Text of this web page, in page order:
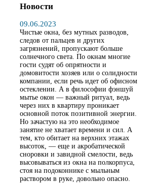
Новости
09.06.2023
Чистые окна, без мутных разводов,
следов от пальцев и других
загрязнений, пропускают больше
солнечного света. По окнам многие
гости судят об опрятности и
домовитости хозяев или о солидности
компании, если речь идет об офисном
остеклении. А в философии фэншуй
мытье окон — важный ритуал, ведь
через них в квартиру проникает
основной поток позитивной энергии.
Но зачастую на это необходимое
занятие не хватает времени и сил. А
тем, кто обитает на верхних этажах
высоток, — еще и акробатической
сноровки и завидной смелости, ведь
высовываться из окна на полкорпуса,
стоя на подоконнике с мыльным
раствором в руке, довольно опасно.